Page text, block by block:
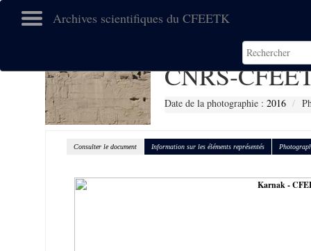
Archives scientifiques du CFEETK
CNRS-
Date de la photographie : 2016
Consulter le document Information sur les éléments représentés